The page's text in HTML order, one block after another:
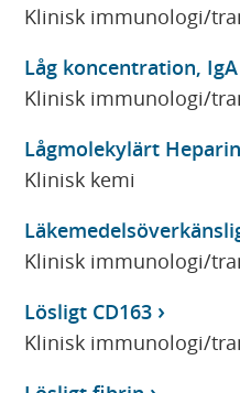
Klinisk immunologi/
Låg koncentration, IgA
Klinisk immunologi/
Lågmolekylärt Heparin
Klinisk kemi
Klinisk immunologi/
Lösligt CD163
Klinisk immunologi/